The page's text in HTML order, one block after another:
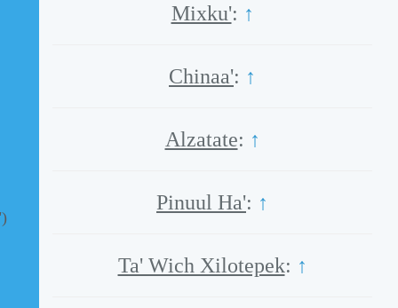
Mixku': ↑
Chinaa': ↑
Alzatate: ↑
Pinuul Ha': ↑
Ta' Wich Xilotepek: ↑